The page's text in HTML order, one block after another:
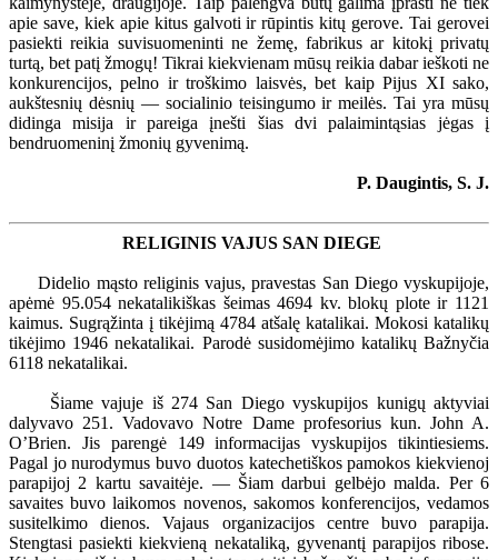
apie save, kiek apie kitus galvoti ir rūpintis kitų gerove. Tai gerovei
pasiekti reikia suvisuomeninti ne žemę, fabrikus ar kitokį privatų
turtą, bet patį žmogų! Tikrai kiekvienam mūsų reikia dabar ieškoti ne
konkurencijos, pelno ir troškimo laisvės, bet kaip Pijus XI sako,
aukštesnių dėsnių — socialinio teisingumo ir meilės. Tai yra mūsų
didinga misija ir pareiga įnešti šias dvi palaimintąsias jėgas į
bendruomeninį žmonių gyvenimą.
P. Daugintis, S. J.
RELIGINIS VAJUS SAN DIEGE
Didelio mąsto religinis vajus, pravestas San Diego vyskupijoje,
apėmė 95.054 nekatalikiškas šeimas 4694 kv. blokų plote ir 1121
kaimus. Sugrąžinta į tikėjimą 4784 atšalę katalikai. Mokosi katalikų
tikėjimo 1946 nekatalikai. Parodė susidomėjimo katalikų Bažnyčia
6118 nekatalikai.
Šiame vajuje iš 274 San Diego vyskupijos kunigų aktyviai
dalyvavo 251. Vadovavo Notre Dame profesorius kun. John A.
O’Brien. Jis parengė 149 informacijas vyskupijos tikintiesiems.
Pagal jo nurodymus buvo duotos katechetiškos pamokos kiekvienoj
parapijoj 2 kartu savaitėje. — Šiam darbui gelbėjo malda. Per 6
savaites buvo laikomos novenos, sakomos konferencijos, vedamos
susitelkimo dienos. Vajaus organizacijos centre buvo parapija.
Stengtasi pasiekti kiekvieną nekataliką, gyvenantį parapijos ribose.